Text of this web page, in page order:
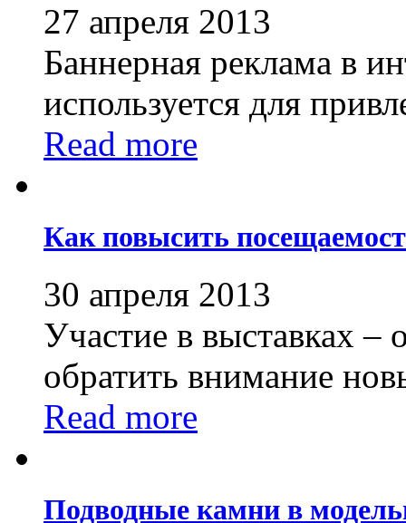
27 апреля 2013
Баннерная реклама в
используется для
Read more
Как повысить
30 апреля 2013
Участие в выставках –
обратить внимание
Read more
Подводные камни в